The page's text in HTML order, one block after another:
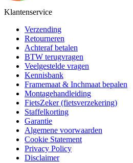
Klantenservice
Verzending
Retourneren
Achteraf betalen
BTW terugvragen
Veelgestelde vragen
Kennisbank
Framemaat & Inchmaat bepalen
Montagehandleiding
FietsZeker (fietsverzekering)
Staffelkorting
Garantie
Algemene voorwaarden
Cookie Statement
Privacy Policy
Disclaimer